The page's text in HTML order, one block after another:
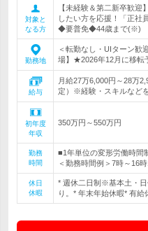
対象と
なる方
【未経験＆第二新卒歓迎
したい方を応援！「正社
◆要普免◆44歳まで(※)
勤務地
＜転勤なし・UIターン歓
場】★2026年12月に移転
給与
月給27万6,000円～28万
定）※経験・スキルなど
初年度
年収
350万円～550万円
勤務
時間
■1年単位の変形労働時間
＜勤務時間例＞7時～16
休日
休暇
* 週休二日制※基本土・
り。* 年末年始休暇* 有給